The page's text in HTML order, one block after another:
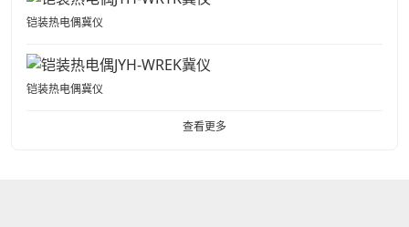
铠装热电偶冀仪
铠装热电偶冀仪
查看更多